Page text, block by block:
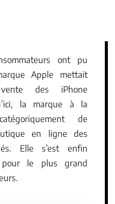
ont pu
Apple mettait
des iPhone
la marque à la
de
en ligne des
Elle s’est enfin
le plus grand